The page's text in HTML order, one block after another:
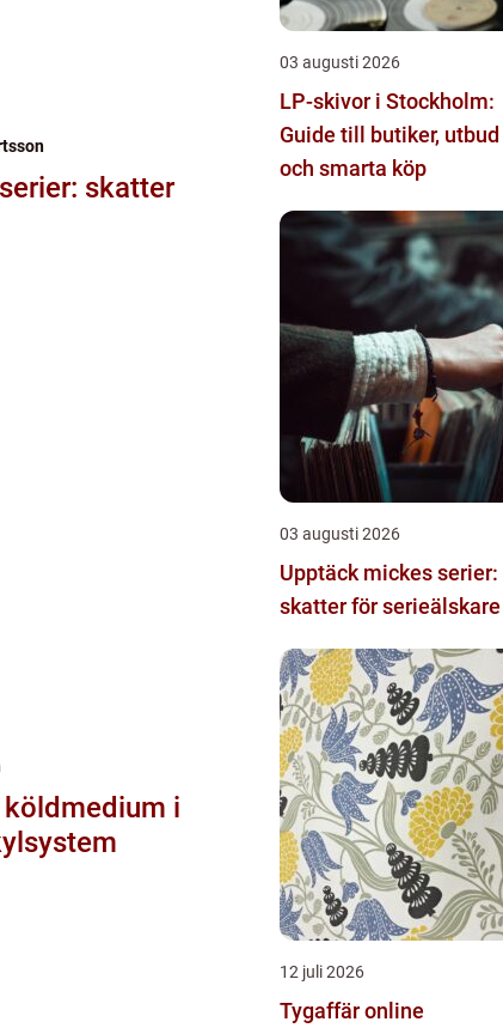
skatter
03 augusti 2026
LP-skivor i Stockholm:
Guide till butiker, utbud
och smarta köp
03 augusti 2026
Upptäck mickes serier:
skatter för serieälskare
12 juli 2026
Tygaffär online